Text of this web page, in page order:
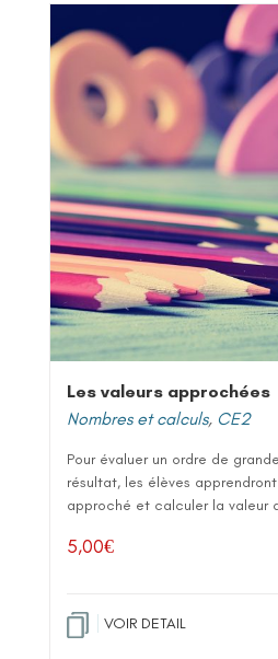
Les valeurs approchées
Nombres et calculs, CE2
Pour évaluer un ordre de
résultat, les élèves
approché et calculer la valeur
5,00€
VOIR DETAIL